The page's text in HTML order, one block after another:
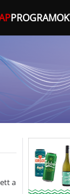
PROGRAMOK
a